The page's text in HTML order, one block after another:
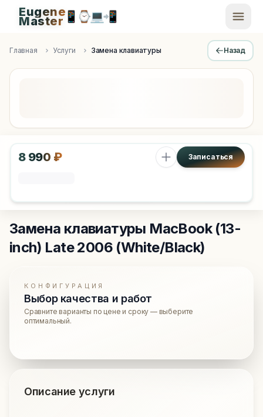
Apple Diagnostics & Engineering Authority in Saint
Eugene
Master📱 ⌚💻📲
Главная Услуги Замена клавиатуры Назад
8 990 ₽ Записаться
Замена клавиатуры MacBook (13-
inch) Late 2006 (White/Black)
КОНФИГУРАЦИЯ
Выбор качества и работ
Сравните варианты по цене и сроку — выберите
оптимальный.
Описание услуги